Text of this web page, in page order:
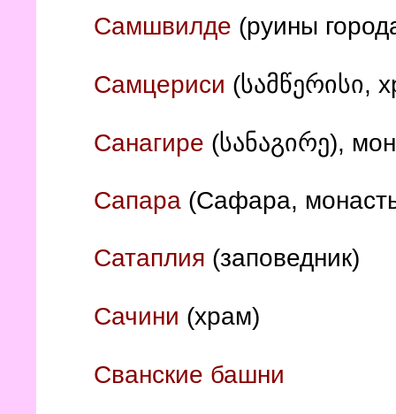
Самшвилде (руины
Самцериси (სამწერისი,
Санагире (სანაგირე),
Сапара (Сафара,
Сатаплия (заповедник)
Сачини (храм)
Сванские башни